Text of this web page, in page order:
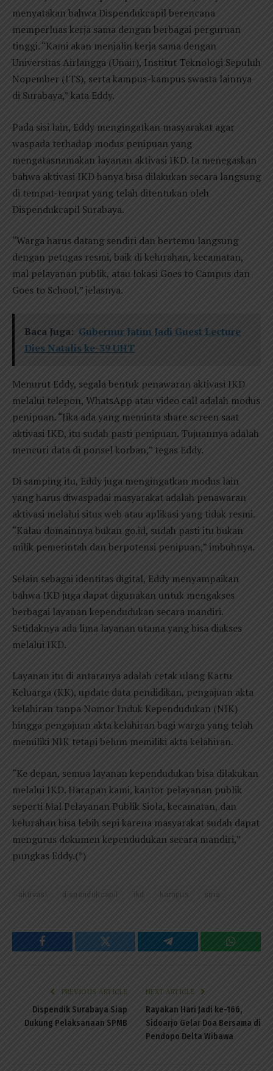
menyatakan bahwa Dispendukcapil berencana
memperluas kerja sama dengan berbagai perguruan
tinggi. “Kami akan menjalin kerja sama dengan
Universitas Airlangga (Unair), Institut Teknologi Sepuluh
Nopember (ITS), serta kampus-kampus swasta lainnya
di Surabaya,” kata Eddy.
Pada sisi lain, Eddy mengingatkan masyarakat agar
waspada terhadap modus penipuan yang
mengatasnamakan layanan aktivasi IKD. Ia menegaskan
bahwa aktivasi IKD hanya bisa dilakukan secara langsung
di tempat-tempat yang telah ditentukan oleh
Dispendukcapil Surabaya.
“Warga harus datang sendiri dan bertemu langsung
dengan petugas resmi, baik di kelurahan, kecamatan,
mal pelayanan publik, atau lokasi Goes to Campus dan
Goes to School,” jelasnya.
Baca Juga: Gubernur Jatim Jadi Guest Lecture
Dies Natalis ke-39 UHT
Menurut Eddy, segala bentuk penawaran aktivasi IKD
melalui telepon, WhatsApp atau video call adalah modus
penipuan. “Jika ada yang meminta share screen saat
aktivasi IKD, itu sudah pasti penipuan. Tujuannya adalah
mencuri data di ponsel korban,” tegas Eddy.
Di samping itu, Eddy juga mengingatkan modus lain
yang harus diwaspadai masyarakat adalah penawaran
aktivasi melalui situs web atau aplikasi yang tidak resmi.
“Kalau domainnya bukan go.id, sudah pasti itu bukan
milik pemerintah dan berpotensi penipuan,” imbuhnya.
Selain sebagai identitas digital, Eddy menyampaikan
bahwa IKD juga dapat digunakan untuk mengakses
berbagai layanan kependudukan secara mandiri.
Setidaknya ada lima layanan utama yang bisa diakses
melalui IKD.
Layanan itu di antaranya adalah cetak ulang Kartu
Keluarga (KK), update data pendidikan, pengajuan akta
kelahiran tanpa Nomor Induk Kependudukan (NIK)
hingga pengajuan akta kelahiran bagi warga yang telah
memiliki NIK tetapi belum memiliki akta kelahiran.
“Ke depan, semua layanan kependudukan bisa dilakukan
melalui IKD. Harapan kami, kantor pelayanan publik
seperti Mal Pelayanan Publik Siola, kecamatan, dan
kelurahan bisa lebih sepi karena masyarakat sudah dapat
mengurus dokumen kependudukan secara mandiri,”
pungkas Eddy.(*)
aktivasi dispendukcapil ikd kampus sma
Facebook Twitter Telegram
PREVIOUS ARTICLE
Dispendik Surabaya Siap
Dukung Pelaksanaan SPMB
NEXT ARTICLE
Rayakan Hari Jadi ke-166,
Sidoarjo Gelar Doa Bersama di
Pendopo Delta Wibawa